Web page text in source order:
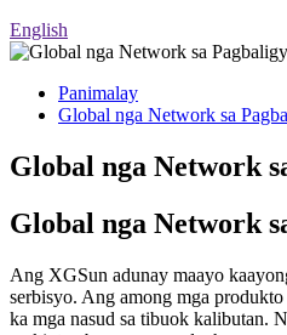
English
Panimalay
Global nga Network sa
Global nga Network
Global nga Network
Ang XGSun adunay maayo
serbisyo. Ang among mga
ka mga nasud sa tibuok kalibutan.